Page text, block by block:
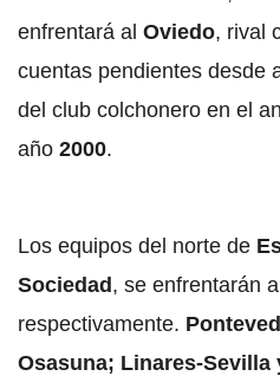
enfrentará al Oviedo, rival
cuentas pendientes desde
del club colchonero en el
año 2000.
Los equipos del norte de
Sociedad , se enfrentarán a
respectivamente.
Osasuna; Linares-Sevilla